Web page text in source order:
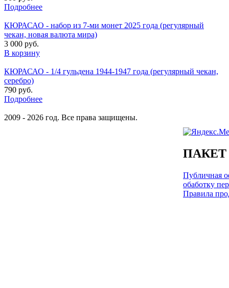
Подробнее
КЮРАСАО - набор из 7-ми монет 2025 года (регулярный
чекан, новая валюта мира)
3 000 руб.
В корзину
КЮРАСАО - 1/4 гульдена 1944-1947 года (регулярный чекан,
серебро)
790 руб.
Подробнее
2009 - 2026 год. Все права защищены.
Публичная
обаботку
Правила